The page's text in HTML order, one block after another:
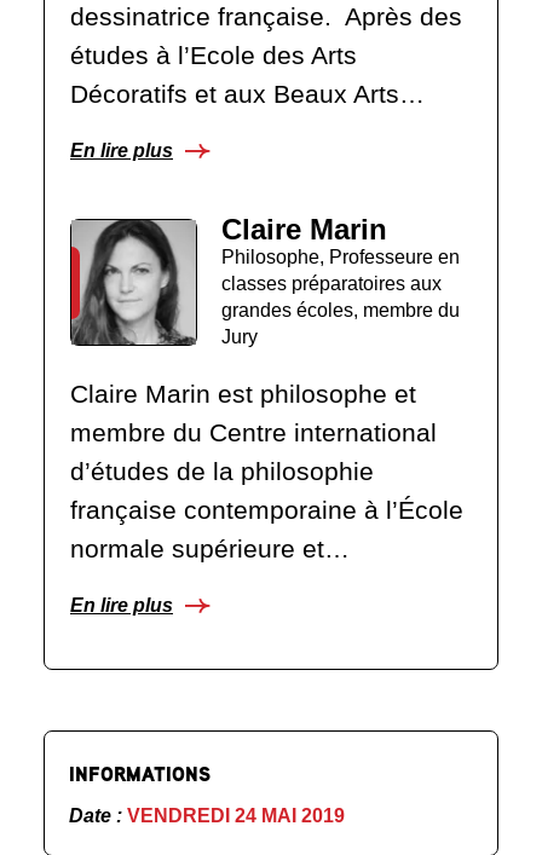
dessinatrice française. Après des
études à l’Ecole des Arts
Décoratifs et aux Beaux Arts…
En lire plus
Claire Marin
Philosophe, Professeure en
classes préparatoires aux
grandes écoles, membre du
Jury
Claire Marin est philosophe et
membre du Centre international
d’études de la philosophie
française contemporaine à l’École
normale supérieure et…
En lire plus
INFORMATIONS
Date : VENDREDI 24 MAI 2019